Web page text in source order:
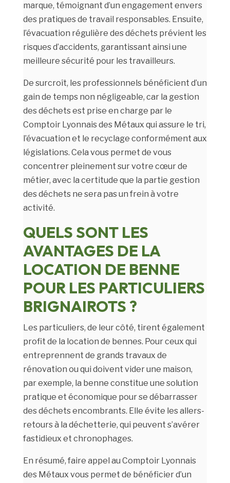
marque, témoignant d’un engagement envers
des pratiques de travail responsables. Ensuite,
l’évacuation régulière des déchets prévient les
risques d’accidents, garantissant ainsi une
meilleure sécurité pour les travailleurs.
De surcroît, les professionnels bénéficient d’un
gain de temps non négligeable, car la gestion
des déchets est prise en charge par le
Comptoir Lyonnais des Métaux qui assure le tri,
l’évacuation et le recyclage conformément aux
législations. Cela vous permet de vous
concentrer pleinement sur votre cœur de
métier, avec la certitude que la partie gestion
des déchets ne sera pas un frein à votre
activité.
QUELS SONT LES
AVANTAGES DE LA
LOCATION DE BENNE
POUR LES PARTICULIERS
BRIGNAIROTS?
Les particuliers, de leur côté, tirent également
profit de la location de bennes. Pour ceux qui
entreprennent de grands travaux de
rénovation ou qui doivent vider une maison,
par exemple, la benne constitue une solution
pratique et économique pour se débarrasser
des déchets encombrants. Elle évite les allers-
retours à la déchetterie, qui peuvent s’avérer
fastidieux et chronophages.
En résumé, faire appel au Comptoir Lyonnais
des Métaux vous permet de bénéficier d’un